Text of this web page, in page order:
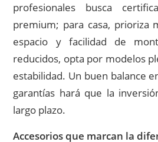
profesionales busca
premium; para casa, prioriza
espacio y facilidad de
reducidos, opta por modelos
estabilidad. Un buen balance
garantías hará que la
largo plazo.
Accesorios que marcan la